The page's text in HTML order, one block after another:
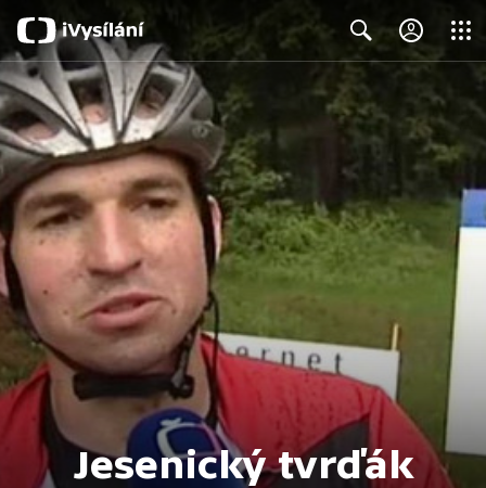
Search
Jesenický tvrďák